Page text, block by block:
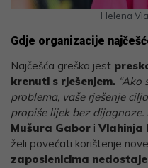
Helena
Gdje organizacije
Najčešća greška jest
krenuti s rješenjem. “Ako
problema, vaše rješenje
propiše lijek bez dijagnoze.
Mušura Gabor i Vlahinja
želi povećati korištenje
zaposlenicima